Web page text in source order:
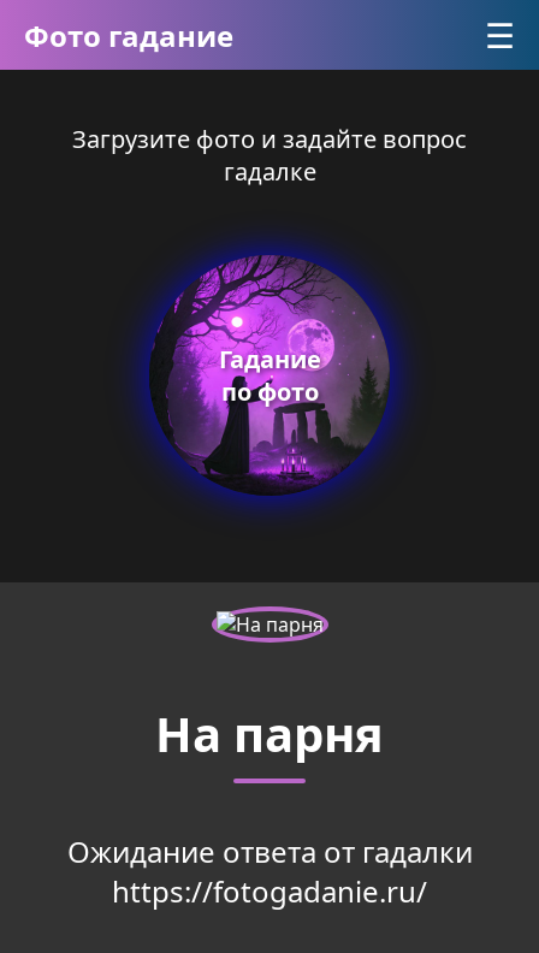
Фото гадание ☰
Загрузите фото и задайте вопрос
гадалке
Гадание
по фото
На парня
Ожидание ответа от гадалки
https://fotogadanie.ru/